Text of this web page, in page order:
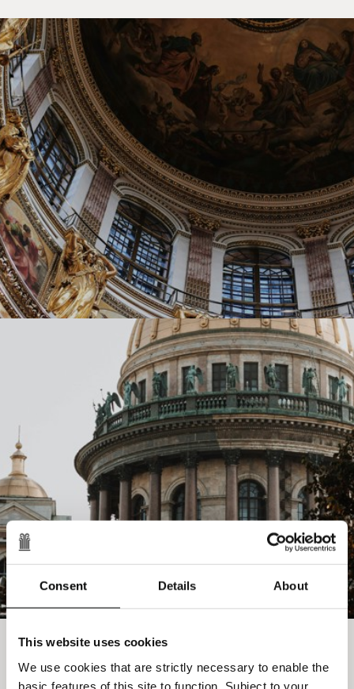
Consent Details About
This website uses cookies
We use cookies that are strictly necessary to enable the
basic features of this site to function. Subject to your
Стиль модерн
Дом компании "Зингер" (бывшая российская